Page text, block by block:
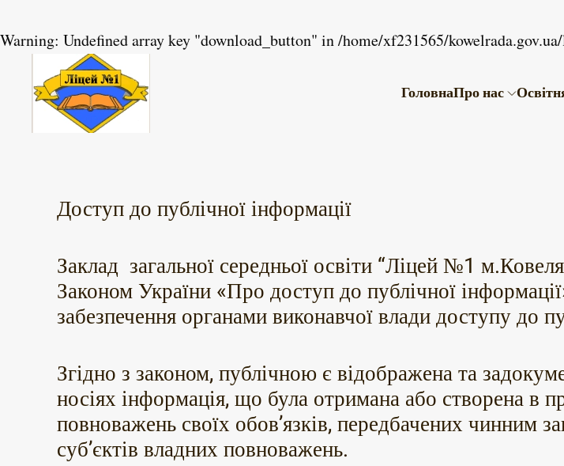
Warning: Undefined array key "download_button" in/home/xf231565/
Skip to main content
ГоловнаПро нас
Доступ до публічної інформації
Заклад загальної середньої освіти “Ліцей №1
Законом України «Про доступ до публічної
забезпечення органами виконавчої влади доступу до
Згідно з законом, публічною є відображена та
носіях інформація, що була отримана або створена в
повноважень своїх обов’язків, передбачених чинним
суб’єктів владних повноважень.